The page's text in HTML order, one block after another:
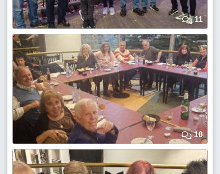
11
10